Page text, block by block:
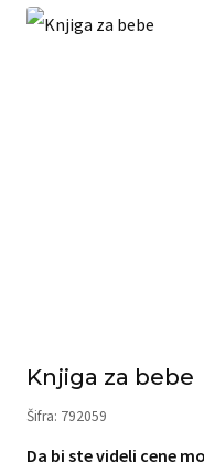
Knjiga za bebe
Šifra: 792059
Da bi ste videli cene